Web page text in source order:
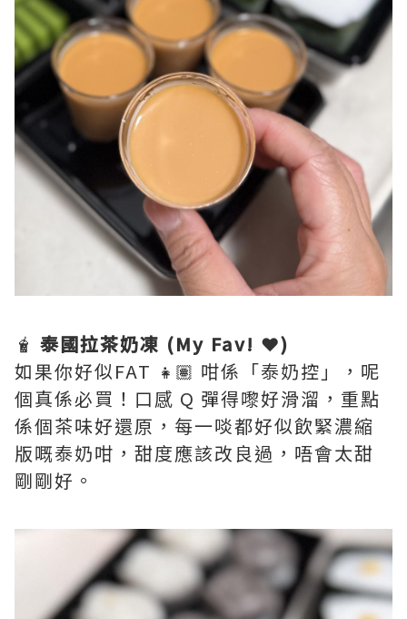
🧋 泰國拉茶奶凍 (My Fav! ❤️)
如果你好似FAT 👧🏽 咁係「泰奶控」，呢
個真係必買！口感 Q 彈得嚟好滑溜，重點
係個茶味好還原，每一啖都好似飲緊濃縮
版嘅泰奶咁，甜度應該改良過，唔會太甜
剛剛好。